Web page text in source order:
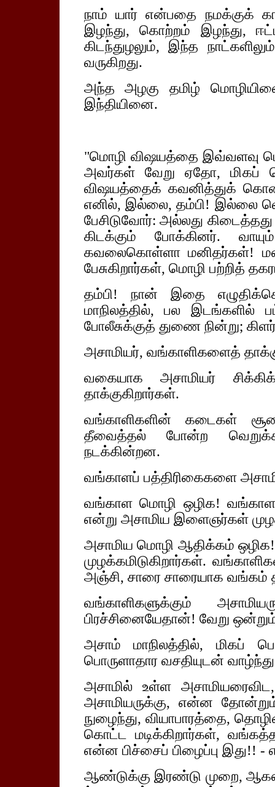
நாம் யார் என்பதை நமக்குக்
இழந்து, கொற்றம் இழந்து,
கிடந்துழலும், இந்த
வருகிறது.
அந்த அழகு தமிழ்
இந்தியினை.
"மொழி விஷயத்தை இவ்வளவு
அவர்கள் வேறு ஏதோ, மிகப்
விஷயத்தைக் கவனித்துக்
எனில், இல்லை, தம்பி! இல்லை
பேசிடுவோர்: அல்லது
கிடக்கும் போக்கினர்.
கவலைகொள்ளா மனிதர்கள்!
பேசுகிறார்கள், மொழி பற்றித்
தம்பி! நான் இதை
மாநிலத்தில், பல இடங்களில்
போலீசுக்குத் துணை நின்று;
அசாமியர், வங்காளிகளைத்
வகையாக அசாமியர்
தாக்குகிறார்கள்.
வங்காளிகளின் கடைகள்
தீவைத்தல் போன்ற
நடக்கின்றன.
வங்காளப் பத்திரிகைகளை
வங்காள மொழி ஒழிக!
என்று அசாமிய இளைஞர்கள்
அசாமிய மொழி ஆதிக்கம்
முழக்கமிடுகிறார்கள்.
அஞ்சி, சாரை சாரையாக வங்கம்
வங்காளிகளுக்கும்
பிரச்சினையேதான்! வேறு
அசாம் மாநிலத்தில், மிகப்
பொருளாதார வசதியுடன்
அசாமில் உள்ள
அசாமியருக்கு, என்ன
நுழைந்து, வியாபாரத்தை,
கொட்ட மடிக்கிறார்கள்,
என்ன பிச்சைப் பிழைப்பு இது!!
ஆண்டுக்கு இரண்டு முறை,